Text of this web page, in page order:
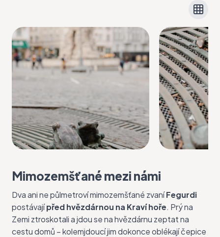
Mimozemšťané mezi námi
Dva ani ne půlmetroví mimozemšťané zvaníFegurdi
postávajípřed hvězdárnou na Kraví hoře. Prý na
Zemi ztroskotali a jdou se na hvězdárnu zeptat na
cestu domů –⁠⁠⁠⁠⁠⁠ kolemjdoucí jim dokonce oblékají čepice